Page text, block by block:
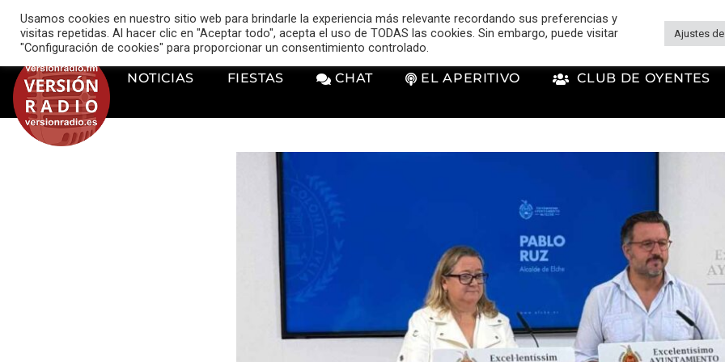
music_note VERSIÓN RADIO
NOTICIAS FIESTAS CHAT EL APERITIVO CLUB DE OYENTES
Usamos cookies en nuestro sitio web para brindarle la experiencia más relevante recordando sus preferencias y
visitas repetidas. Al hacer clic en "Aceptar todo", acepta el uso de TODAS las cookies. Sin embargo, puede visitar
"Configuración de cookies" para proporcionar un consentimiento controlado.
Ajustes